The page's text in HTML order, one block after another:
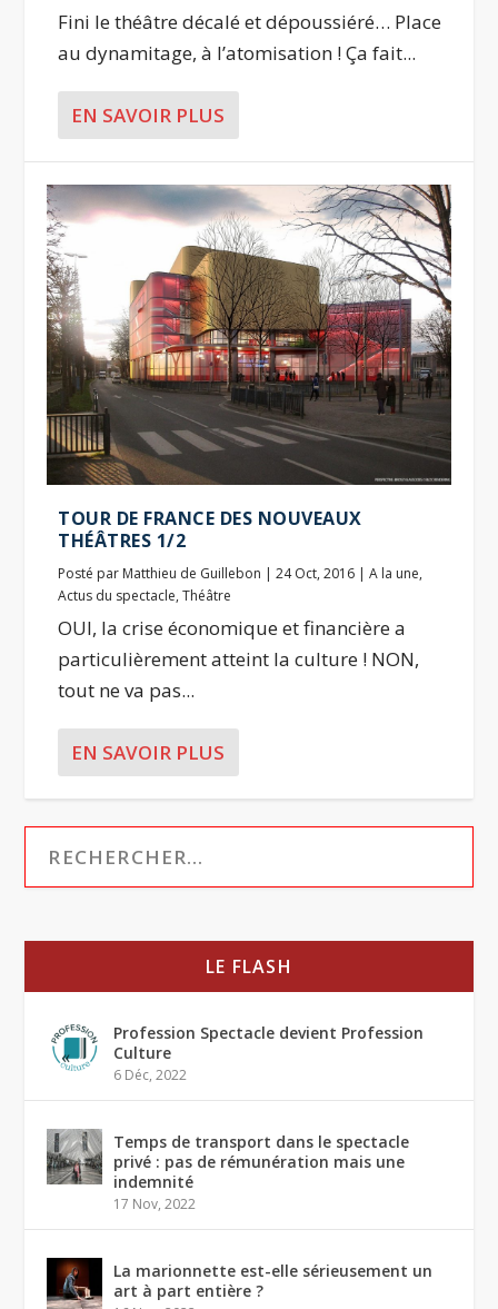
Fini le théâtre décalé et dépoussiéré… Place
au dynamitage, à l’atomisation ! Ça fait...
EN SAVOIR PLUS
TOUR DE FRANCE DES NOUVEAUX
THÉÂTRES 1/2
Posté par Matthieu de Guillebon |24 Oct, 2016 |A la une,
Actus du spectacle,Théâtre
OUI, la crise économique et financière a
particulièrement atteint la culture ! NON,
tout ne va pas...
EN SAVOIR PLUS
LE FLASH
Profession Spectacle devient Profession
Culture
6 Déc, 2022
Temps de transport dans le spectacle
privé : pas de rémunération mais une
indemnité
17 Nov, 2022
La marionnette est-elle sérieusement un
art à part entière ?